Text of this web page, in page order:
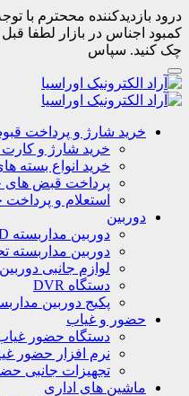
درود بازدیدکننده مححترم با
چک کنید. سپاس
خرید شارژ و پرداخت
خرید شارژ و کارت
خرید انواع بسته
پرداخت قبض های
استعلام و پرداخت
دوربین
دوربین مداربسته AHD
دوربین مداربسته
لوازم جانبی
دستگاه DVR
پکیج دوربین
حضور و غیاب
دستگاه حضور
نرم افزار حضور
تجهیزات جانبی
ماشین های اداری